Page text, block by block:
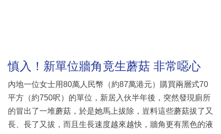
慎入！新單位牆角竟生蘑菇 非常噁心
內地一位女士用80萬人民幣（約87萬港元）購買兩層式70
平方（約750呎）的單位，新居入伙半年後，突然發現廁所
的冒出了一堆蘑菇，於是她馬上拔除，豈料這些蘑菇拔了又
長、長了又拔，而且生長速度越來越快，牆角更有黑色的液